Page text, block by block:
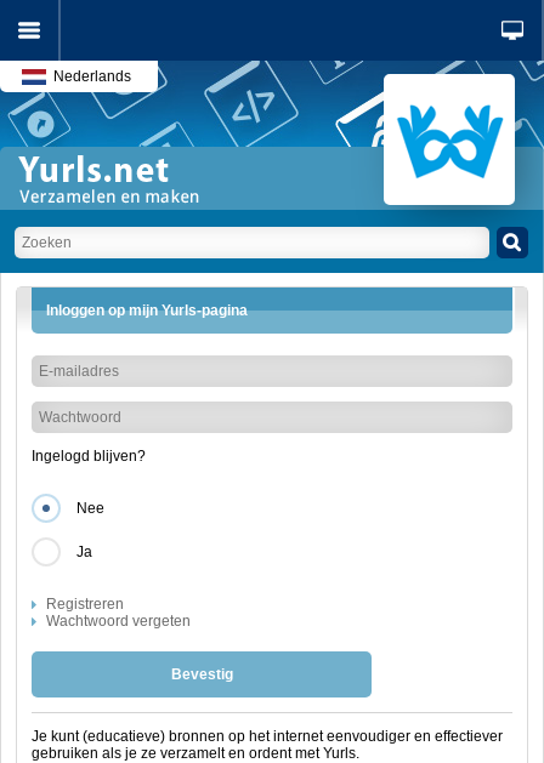
Nederlands
Inloggen op mijn Yurls-pagina
Ingelogd blijven?
Nee
Ja
Registreren
Wachtwoord vergeten
Bevestig
Je kunt (educatieve) bronnen op het internet eenvoudiger en effectiever
gebruiken als je ze verzamelt en ordent met Yurls.